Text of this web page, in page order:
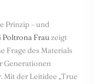
Prinzip – und
Poltrona Frau zeigt
Frage des Materials
Generationen
der Leitidee „True